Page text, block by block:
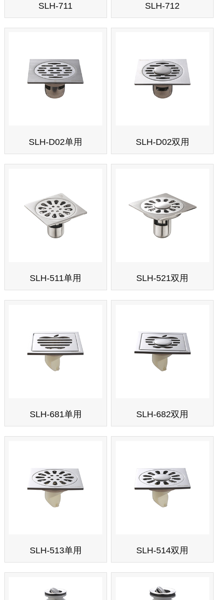
SLH-711 SLH-712
SLH-D02单用 SLH-D02双用
SLH-511单用 SLH-521双用
SLH-681单用 SLH-682双用
SLH-513单用 SLH-514双用